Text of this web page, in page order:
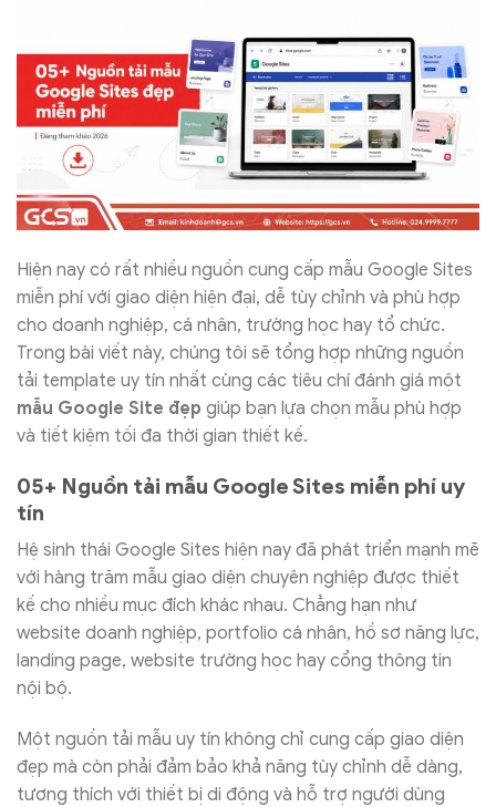
Hiện nay có rất nhiều nguồn cung cấp mẫu Google Sites
miễn phí với giao diện hiện đại, dễ tùy chỉnh và phù hợp
cho doanh nghiệp, cá nhân, trường học hay tổ chức.
Trong bài viết này, chúng tôi sẽ tổng hợp những nguồn
tải template uy tín nhất cùng các tiêu chí đánh giá một
mẫu Google Site đẹp giúp bạn lựa chọn mẫu phù hợp
và tiết kiệm tối đa thời gian thiết kế.
05+ Nguồn tải mẫu Google Sites miễn phí uy
tín
Hệ sinh thái Google Sites hiện nay đã phát triển mạnh mẽ
với hàng trăm mẫu giao diện chuyên nghiệp được thiết
kế cho nhiều mục đích khác nhau. Chẳng hạn như
website doanh nghiệp, portfolio cá nhân, hồ sơ năng lực,
landing page, website trường học hay cổng thông tin
nội bộ.
Một nguồn tải mẫu uy tín không chỉ cung cấp giao diện
đẹp mà còn phải đảm bảo khả năng tùy chỉnh dễ dàng,
tương thích với thiết bị di động và hỗ trợ người dùng